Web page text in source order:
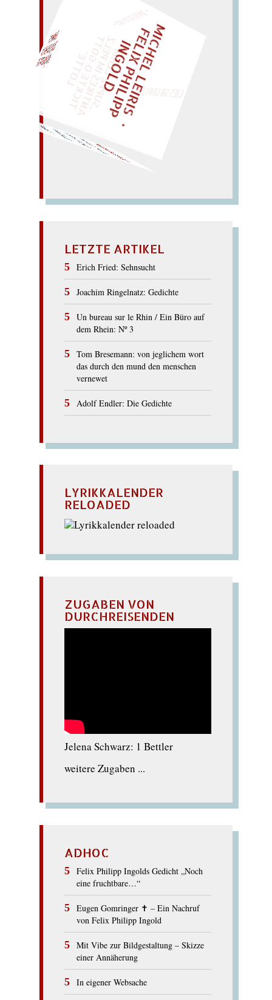
„
S
U
P
P
E
L
E
M
A
N
T
I
K
E
S
I
M
E
L
Z
T
I
C
K
T
E
O
G
O
T
TL
O
T
T
E
SCHIZOPHRENIE
nie froh: ein Zischen –
Fähre schone Fisch;
frisches Genie im
Nervenzoo?
M
I
C
HE
L
L
E
I
R
I
S
・
F
E
LI
X
P
H
I
L
I
P
P
IN
G
O
L
D
EINMAL!
LETZTE ARTIKEL
Erich Fried: Sehnsucht
Joachim Ringelnatz: Gedichte
Un bureau sur le Rhin / Ein Büro auf
dem Rhein: Nº 3
Tom Bresemann: von jeglichem wort
das durch den mund den menschen
vernewet
Adolf Endler: Die Gedichte
LYRIKKALENDER
RELOADED
ZUGABEN VON
DURCHREISENDEN
Jelena Schwarz: 1 Bettler
weitere Zugaben ...
ADHOC
Felix Philipp Ingolds Gedicht „Noch
eine fruchtbare…“
Eugen Gomringer ✝︎ – Ein Nachruf
von Felix Philipp Ingold
Mit Vibe zur Bildgestaltung – Skizze
einer Annäherung
In eigener Websache